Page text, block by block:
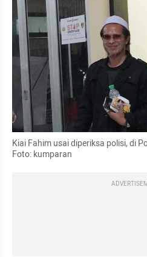
Kiai Fahim usai diperiksa polisi, di
Foto: kumparan